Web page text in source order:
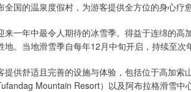
国的温泉度假村，为游客提供全方位的身心疗愈
一年中最令人期待的冰雪季。得益于连绵的高
。当地滑雪季自每年12月中旬开启，持续至次
提供舒适且完善的设施与体验，包括位于高加
Mountain Resort）以及阿布拉格滑雪中